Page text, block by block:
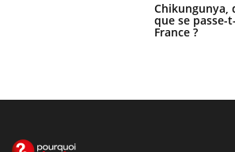
Chikungunya,
que se passe-
France ?